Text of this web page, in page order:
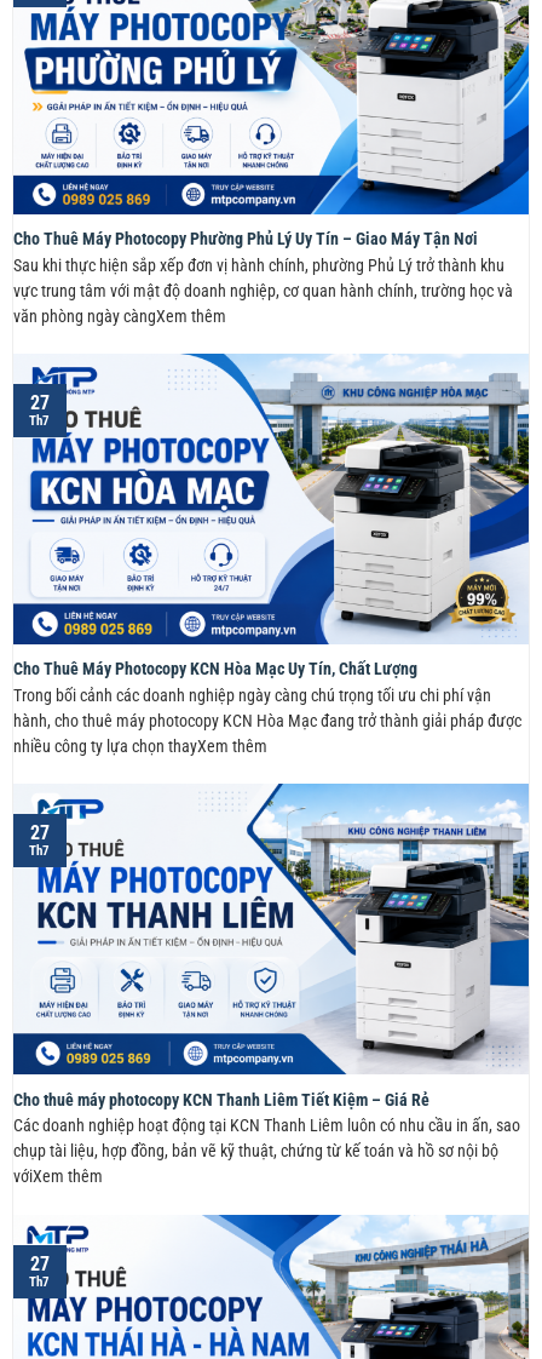
Cho Thuê Máy Photocopy Phường Phủ Lý Uy Tín – Giao Máy Tận Nơi
Sau khi thực hiện sắp xếp đơn vị hành chính, phường Phủ Lý trở thành khu
vực trung tâm với mật độ doanh nghiệp, cơ quan hành chính, trường học và
văn phòng ngày càngXem thêm
Cho Thuê Máy Photocopy KCN Hòa Mạc Uy Tín, Chất Lượng
Trong bối cảnh các doanh nghiệp ngày càng chú trọng tối ưu chi phí vận
hành, cho thuê máy photocopy KCN Hòa Mạc đang trở thành giải pháp được
nhiều công ty lựa chọn thayXem thêm
27
Th7
Cho thuê máy photocopy KCN Thanh Liêm Tiết Kiệm – Giá Rẻ
Các doanh nghiệp hoạt động tại KCN Thanh Liêm luôn có nhu cầu in ấn, sao
chụp tài liệu, hợp đồng, bản vẽ kỹ thuật, chứng từ kế toán và hồ sơ nội bộ
vớiXem thêm
27
Th7
27
Th7